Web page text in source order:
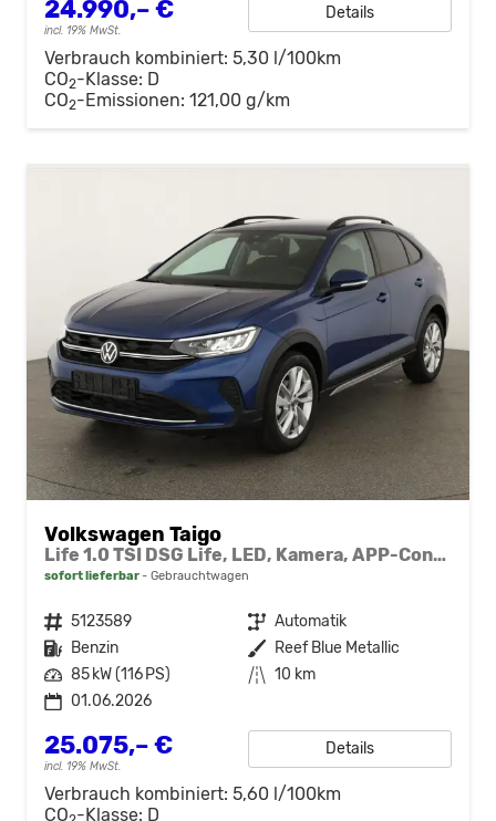
24.990,– €
incl. 19% MwSt.
Details
Verbrauch kombiniert: 5,30 l/100km
CO2-Klasse: D
CO2-Emissionen: 121,00 g/km
Volkswagen Taigo
Life 1.0 TSI DSG Life, LED, Kamera, APP-Connect, Winter, 17-Zoll
sofort lieferbar Gebrauchtwagen
Fahrzeugnr. 5123589 Getriebe Automatik
Kraftstoff Benzin Außenfarbe Reef Blue Metallic
Leistung 85 kW (116 PS) Kilometerstand 10 km
01.06.2026
25.075,– €
incl. 19% MwSt.
Details
Verbrauch kombiniert: 5,60 l/100km
CO -Klasse: D